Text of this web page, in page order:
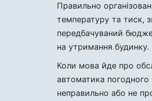
Правильно
температуру та тиск,
передбачуваний
на утримання будинку.
Коли мова йде про
автоматика погодного
неправильно або не